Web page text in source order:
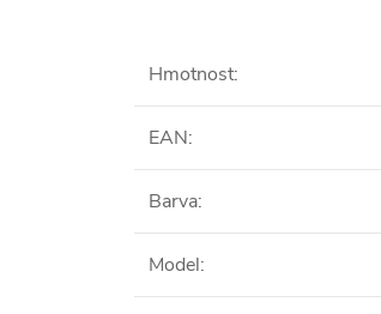
Hmotnost:
EAN:
Barva:
Model: